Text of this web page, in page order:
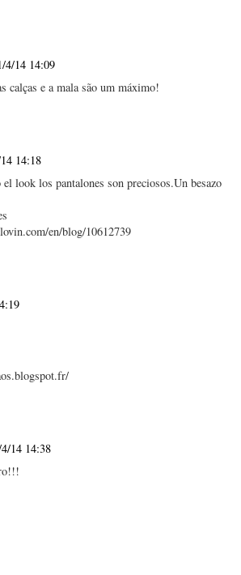
4/14 14:09
calças e a mala são um máximo!
14:18
el look los pantalones son preciosos.Un besazo
en/blog/10612739
14 14:38